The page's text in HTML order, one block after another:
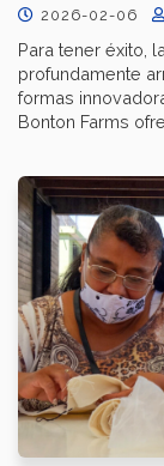
2026-02-06
Para tener éxito,
profundamente
formas
Bonton Farms